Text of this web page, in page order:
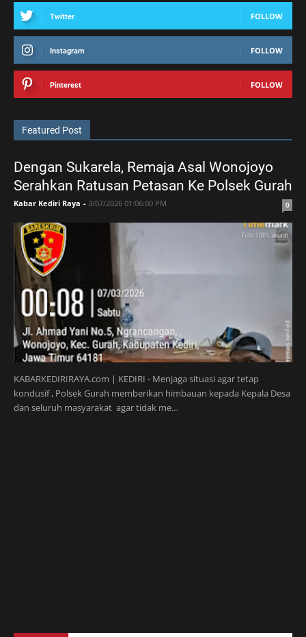
Twitter FOLLOW
Instagram FOLLOW
Pinterest FOLLOW
Featured Post
Dengan Sukarela, Remaja Asal Wonojoyo
Serahkan Ratusan Petasan Ke Polsek Gurah
Kabar Kediri Raya - 3/07/2026 01:06:00 PM 0
KABARKEDIRIRAYA.com | KEDIRI - Menjaga situasi agar tetap
kondusif , Polsek Gurah memberikan himbauan kepada Kepala Desa
dan seluruh masyarakat agar tidak me…